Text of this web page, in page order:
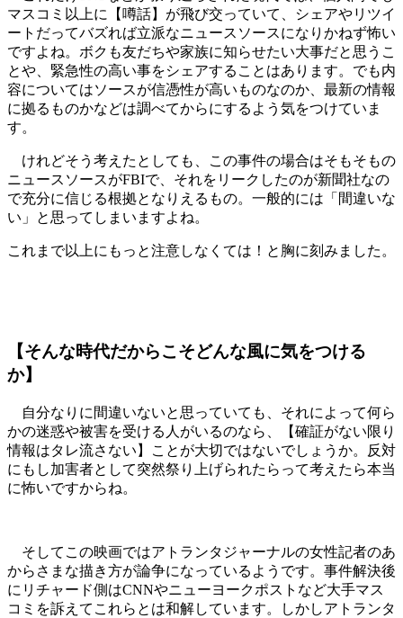
マスコミ以上に【噂話】が飛び交っていて、シェアやリツイ
ートだってバズれば立派なニュースソースになりかねず怖い
ですよね。ボクも友だちや家族に知らせたい大事だと思うこ
とや、緊急性の高い事をシェアすることはあります。でも内
容についてはソースが信憑性が高いものなのか、最新の情報
に拠るものかなどは調べてからにするよう気をつけていま
す。
けれどそう考えたとしても、この事件の場合はそもそもの
ニュースソースがFBIで、それをリークしたのが新聞社なの
で充分に信じる根拠となりえるもの。一般的には「間違いな
い」と思ってしまいますよね。
これまで以上にもっと注意しなくては！と胸に刻みました。
【そんな時代だからこそどんな風に気をつける
か】
自分なりに間違いないと思っていても、それによって何ら
かの迷惑や被害を受ける人がいるのなら、【確証がない限り
情報はタレ流さない】ことが大切ではないでしょうか。反対
にもし加害者として突然祭り上げられたらって考えたら本当
に怖いですからね。
そしてこの映画ではアトランタジャーナルの女性記者のあ
からさまな描き方が論争になっているようです。事件解決後
にリチャード側はCNNやニューヨークポストなど大手マス
コミを訴えてこれらとは和解しています。しかしアトランタ